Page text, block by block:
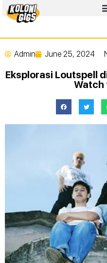
Admin June 25, 2024
Eksplorasi Loutspell
Watch